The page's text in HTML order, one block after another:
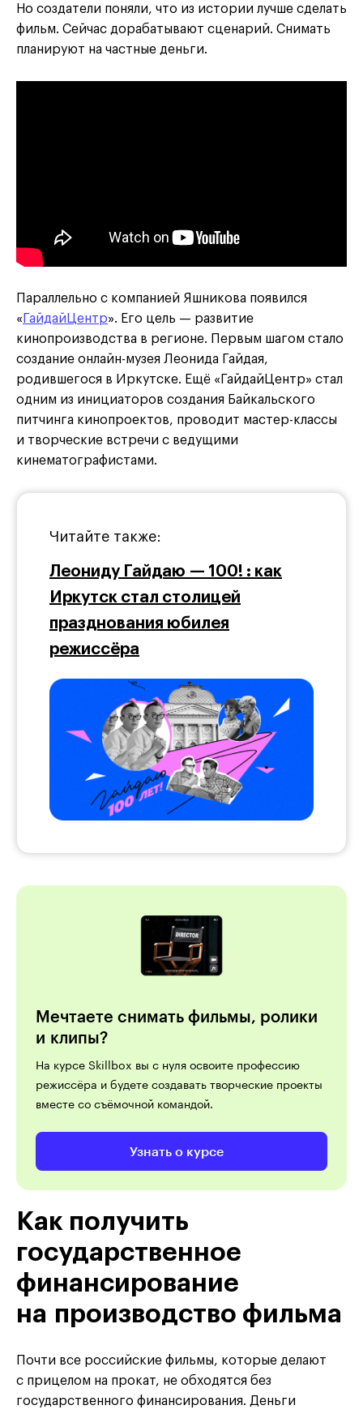
Но создатели поняли, что из истории лучше сделать
фильм. Сейчас дорабатывают сценарий. Снимать
планируют на частные деньги.
Параллельно с компанией Яшникова появился
« ГайдайЦентр». Его цель — развитие
кинопроизводства в регионе. Первым шагом стало
создание онлайн-музея Леонида Гайдая,
родившегося в Иркутске. Ещё «ГайдайЦентр» стал
одним из инициаторов создания Байкальского
питчинга кинопроектов, проводит мастер-классы
и творческие встречи с ведущими
кинематографистами.
Читайте также:
Леониду Гайдаю — 100! : как
Иркутск стал столицей
празднования юбилея
режиссёра
Мечтаете снимать фильмы, ролики
и клипы?
На курсе Skillbox вы с нуля освоите профессию
режиссёра и будете создавать творческие проекты
вместе со съёмочной командой.
Узнать о курсе
Как получить
государственное
финансирование
на производство фильма
Почти все российские фильмы, которые делают
с прицелом на прокат, не обходятся без
государственного финансирования. Деньги